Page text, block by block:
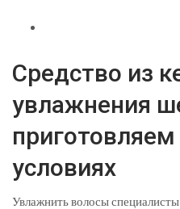
Средство из
увлажнения
условиях
Увлажнить волосы